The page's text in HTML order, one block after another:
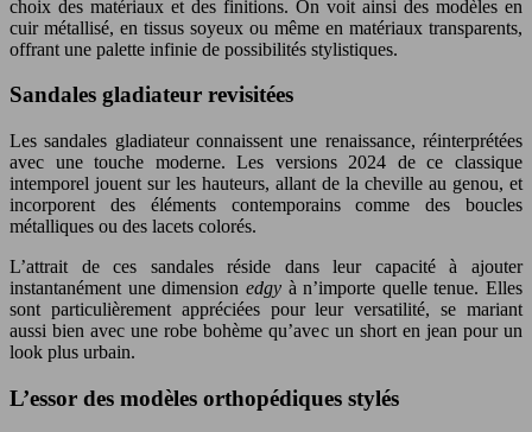
choix des matériaux et des finitions. On voit ainsi des modèles en
cuir métallisé, en tissus soyeux ou même en matériaux transparents,
offrant une palette infinie de possibilités stylistiques.
Sandales gladiateur revisitées
Les sandales gladiateur connaissent une renaissance, réinterprétées
avec une touche moderne. Les versions 2024 de ce classique
intemporel jouent sur les hauteurs, allant de la cheville au genou, et
incorporent des éléments contemporains comme des boucles
métalliques ou des lacets colorés.
L’attrait de ces sandales réside dans leur capacité à ajouter
instantanément une dimension edgy à n’importe quelle tenue. Elles
sont particulièrement appréciées pour leur versatilité, se mariant
aussi bien avec une robe bohème qu’avec un short en jean pour un
look plus urbain.
L’essor des modèles orthopédiques stylés